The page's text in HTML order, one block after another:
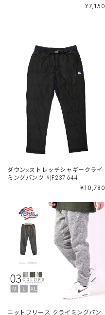
¥7,150
ダウン×ストレッチシャギークライ
ミングパンツ #JF237-644
¥10,780
ニットフリース クライミングパン